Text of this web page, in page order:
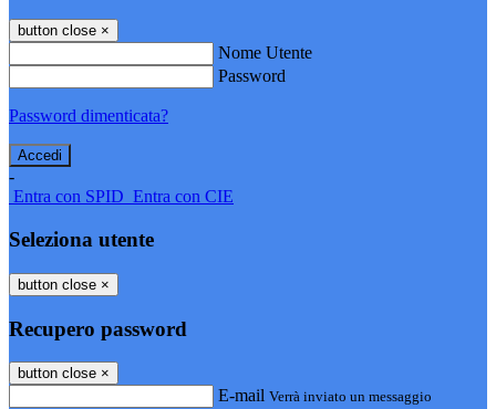
button close ×
Nome Utente
Password
Password dimenticata?
-
Entra con SPID Entra con CIE
Seleziona utente
button close ×
Recupero password
button close ×
E-mail Verrà inviato un messaggio